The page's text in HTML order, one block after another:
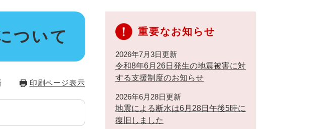
ついて
印刷ページ表示
重要なお知らせ
2026年7月3日更新
令和8年6月26日発生の地震被害に対
する支援制度のお知らせ
2026年6月28日更新
地震による断水は6月28日午後5時に
復旧しました